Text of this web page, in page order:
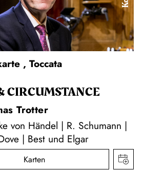
, Toccata
CIRCUMSTANCE
Trotter
von Händel | R. Schumann |
| Best und Elgar
Karten